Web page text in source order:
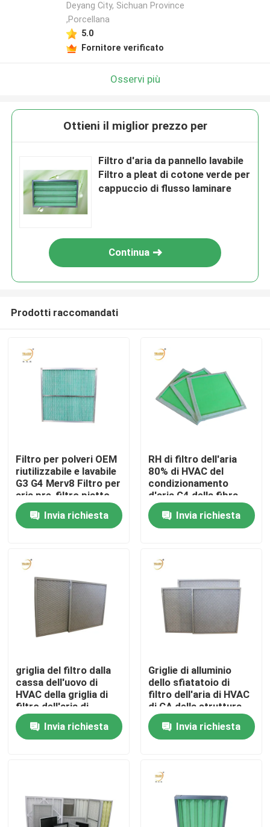
Casa
Prodotti
Circa noi
Giro della fabbrica
Controllo di qualità
Richieda una citazione
Unità di FFU
Deyang City, Sichuan Province
,Porcellana
5.0
Fornitore verificato
Osservi più
Ottieni il miglior prezzo per
Filtro d'aria da pannello lavabile
Filtro a pleat di cotone verde per
cappuccio di flusso laminare
Continua
Prodotti raccomandati
Filtro per polveri OEM
riutilizzabile e lavabile
G3 G4 Merv8 Filtro per
aria pre-filtro piatto
per AC / HVAC
Invia richiesta
RH di filtro dell'aria
80% di HVAC del
condizionamento
d'aria G4 della fibra
sintetica
Invia richiesta
griglia del filtro dalla
cassa dell'uovo di
HVAC della griglia di
filtro dell'aria di
ritorno 5um
Invia richiesta
Griglie di alluminio
dello sfiatatoio di
filtro dell'aria di HVAC
di CA della struttura
per l'unità di AHU
Invia richiesta